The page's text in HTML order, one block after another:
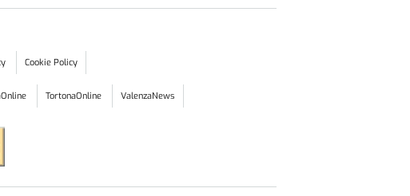
Cookie Policy
TortonaOnline ValenzaNews